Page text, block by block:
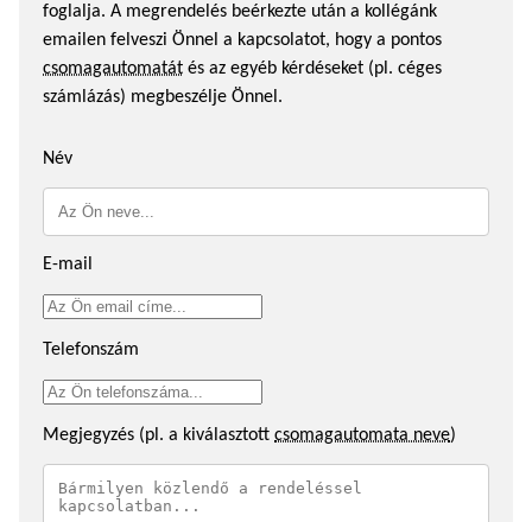
foglalja. A megrendelés beérkezte után a kollégánk
emailen felveszi Önnel a kapcsolatot, hogy a pontos
csomagautomatát és az egyéb kérdéseket (pl. céges
számlázás) megbeszélje Önnel.
Név
E-mail
Telefonszám
Megjegyzés (pl. a kiválasztott csomagautomata neve)